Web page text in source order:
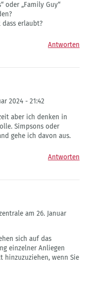
oder „Family Guy“
erlaubt?
Antworten
2024 - 21:42
aber ich denken in
Simpsons oder
gehe ich davon aus.
Antworten
am 26. Januar
sich auf das
einzelner Anliegen
hinzuzuziehen, wenn Sie